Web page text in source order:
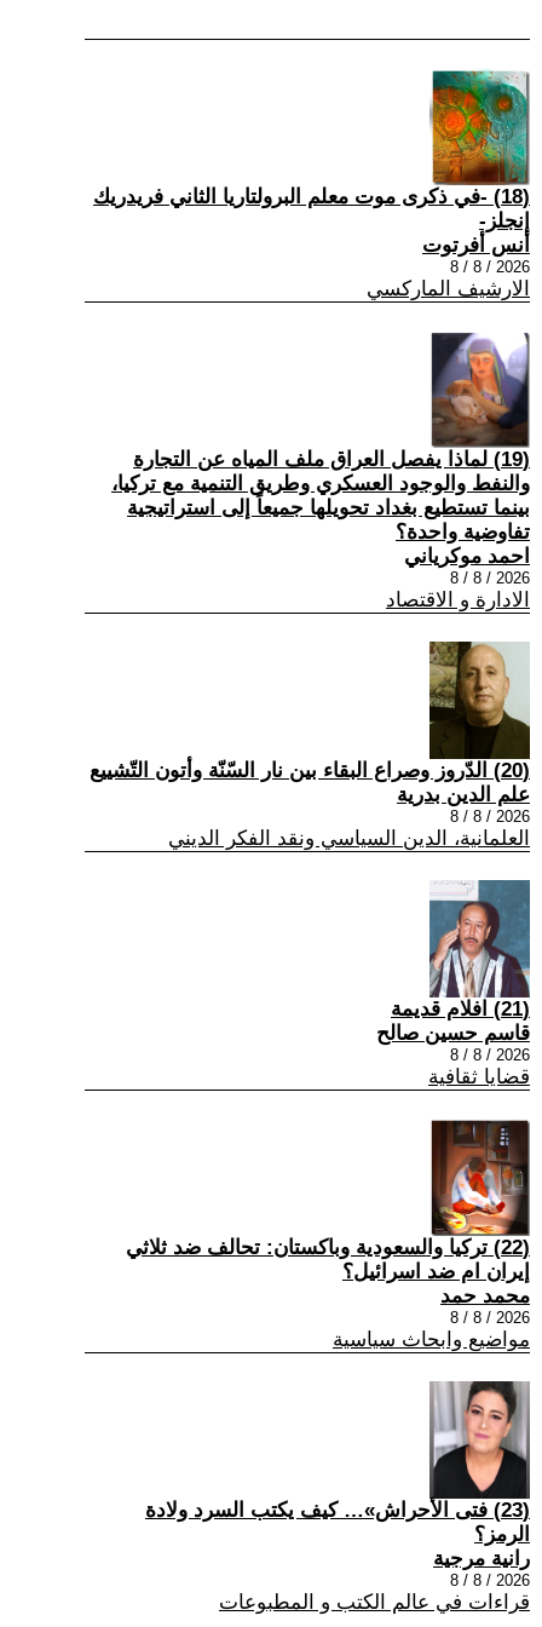
(18) -في ذكرى موت معلم البرولتاريا الثاني فريدريك
إنجلز-
أنس أفرتوت
2026 / 8 / 8
الارشيف الماركسي
(19) لماذا يفصل العراق ملف المياه عن التجارة
والنفط والوجود العسكري وطريق التنمية مع تركيا،
بينما تستطيع بغداد تحويلها جميعاً إلى استراتيجية
تفاوضية واحدة؟
احمد موكرياني
2026 / 8 / 8
الادارة و الاقتصاد
(20) الدّروز وصراع البقاء بين نار السّنّة وأتون التّشييع
علم الدين بدرية
2026 / 8 / 8
العلمانية، الدين السياسي ونقد الفكر الديني
(21) افلام قديمة
قاسم حسين صالح
2026 / 8 / 8
قضايا ثقافية
(22) تركيا والسعودية وباكستان: تحالف ضد ثلاثي
إيران ام ضد اسرائيل؟
محمد حمد
2026 / 8 / 8
مواضيع وابحاث سياسية
(23) فتى الأحراش»… كيف يكتب السرد ولادة
الرمز؟
رانية مرجية
2026 / 8 / 8
قراءات في عالم الكتب و المطبوعات